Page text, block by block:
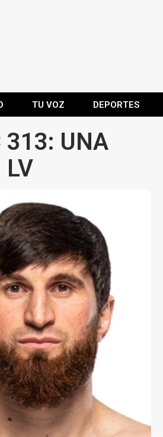
TU VOZ DEPORTES
313: UNA
LV